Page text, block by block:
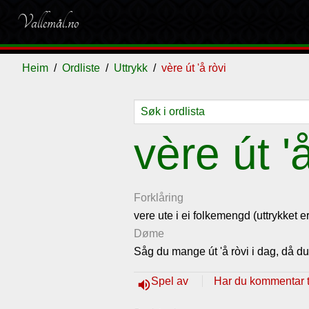
Vallemål.no
Heim Ordliste Uttrykk vère út 'å ròvi
vère út
Forklåring
vere ute i ei folkemengd (uttrykket
Døme
Såg du mange út 'å ròvi i dag, då
volume_upSpel av Har du kommentar